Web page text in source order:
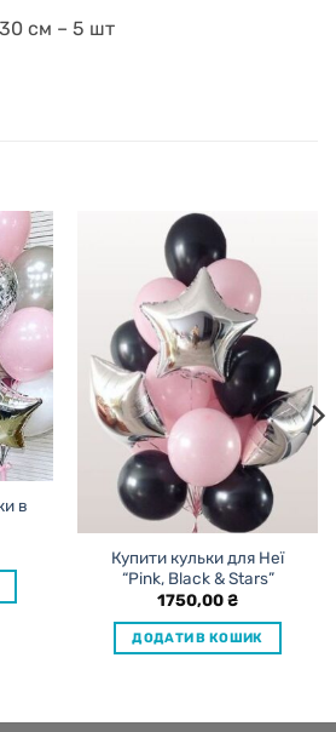
см – 5 шт
в
Купити кульки для Неї
“Pink, Black & Stars”
1750,00₴
ДОДАТИ В КОШИК